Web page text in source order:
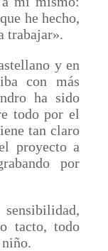
he hecho,
trabajar».
y en
con más
ha sido
todo por el
tan claro
proyecto a
por
tacto, todo